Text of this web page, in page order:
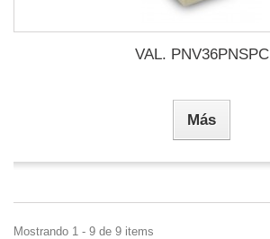
VAL. PNV36PNSPC
Más
Mostrando 1 - 9 de 9 items